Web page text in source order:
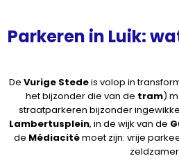
Parkeren in Luik:
De Vurige Stedeis volop in
het bijzonder die van de tram)
straatparkeren bijzonder
Lambertusplein, in de wijk van de
de Médiacitémoet zijn: vrije